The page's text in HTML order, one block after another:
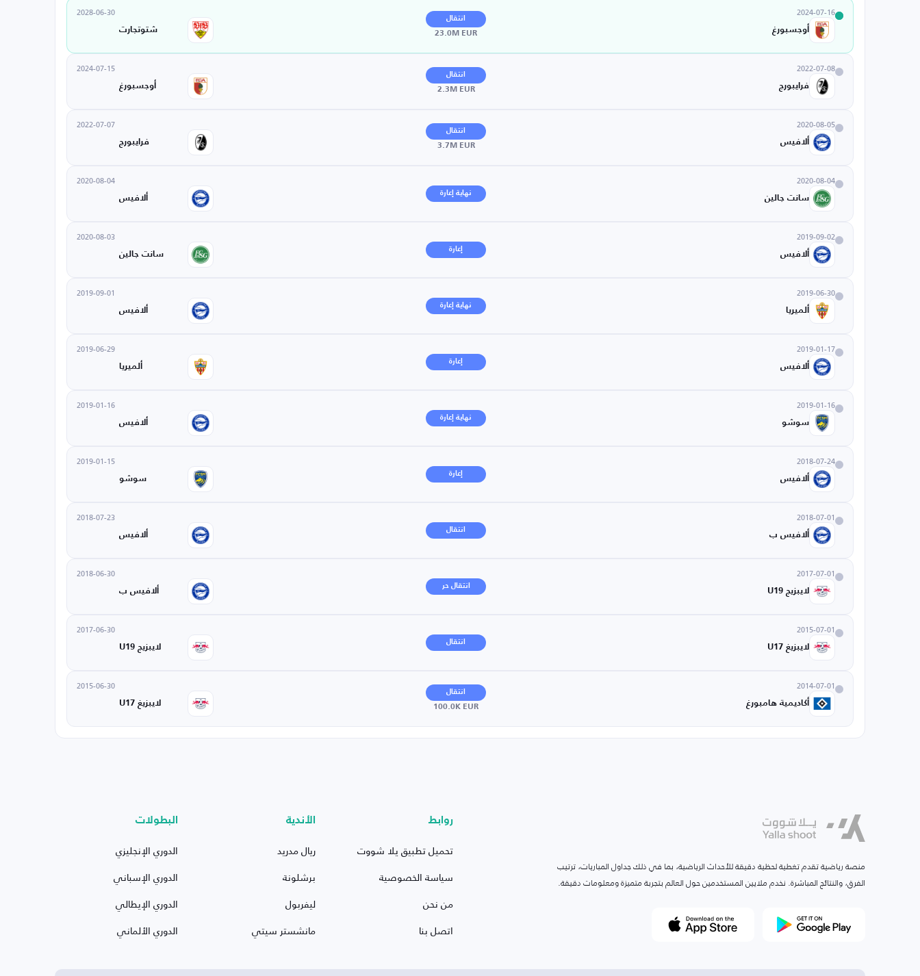
2024-07-16
أوجسبورغ
انتقال
23.0M EUR
2028-06-30
شتوتجارت
2022-07-08
فرايبورج
انتقال
2.3M EUR
2024-07-15
أوجسبورغ
2020-08-05
ألافيس
انتقال
3.7M EUR
2022-07-07
فرايبورج
2020-08-04
سانت جالين
نهاية إعارة
2020-08-04
ألافيس
2019-09-02
ألافيس
إعارة
2020-08-03
سانت جالين
2019-06-30
ألميريا
نهاية إعارة
2019-09-01
ألافيس
2019-01-17
ألافيس
إعارة
2019-06-29
ألميريا
2019-01-16
سوشو
نهاية إعارة
2019-01-16
ألافيس
2018-07-24
ألافيس
إعارة
2019-01-15
سوشو
2018-07-01
ألافيس ب
انتقال
2018-07-23
ألافيس
2017-07-01
لايبزيج U19
انتقال حر
2018-06-30
ألافيس ب
2015-07-01
لايبزيغ U17
انتقال
2017-06-30
لايبزيج U19
2014-07-01
أكاديمية هامبورغ
انتقال
100.0K EUR
2015-06-30
لايبزيغ U17
منصة رياضية تقدم تغطية لحظية دقيقة للأحداث الرياضية، بما في ذلك جداول المباريات، ترتيب
الفرق، والنتائج المباشرة. نخدم ملايين المستخدمين حول العالم بتجربة متميزة ومعلومات دقيقة.
روابط
تحميل تطبيق يلا شووت
سياسة الخصوصية
من نحن
اتصل بنا
الأندية
ريال مدريد
برشلونة
ليفربول
مانشستر سيتي
البطولات
الدوري الإنجليزي
الدوري الإسباني
الدوري الإيطالي
الدوري الألماني